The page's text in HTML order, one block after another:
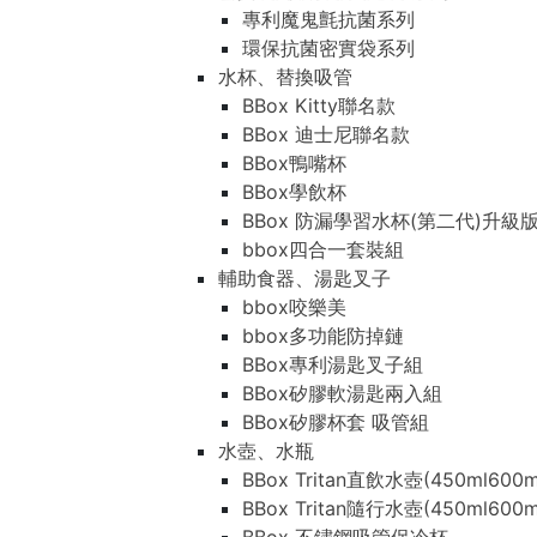
專利魔鬼氈抗菌系列
環保抗菌密實袋系列
水杯、替換吸管
BBox Kitty聯名款
BBox 迪士尼聯名款
BBox鴨嘴杯
BBox學飲杯
BBox 防漏學習水杯(第二代)升級版
bbox四合一套裝組
輔助食器、湯匙叉子
bbox咬樂美
bbox多功能防掉鏈
BBox專利湯匙叉子組
BBox矽膠軟湯匙兩入組
BBox矽膠杯套 吸管組
水壺、水瓶
BBox Tritan直飲水壺
BBox Tritan隨行水壺